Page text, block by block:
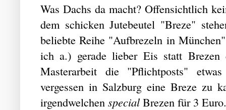
Was Dachs da macht? Offensichtlich
dem schicken Jutebeutel "Breze"
beliebte Reihe "Aufbrezeln in
ich a.) gerade lieber Eis statt
Masterarbeit die "Pflichtposts"
vergessen in Salzburg eine Breze zu
irgendwelchen specialBrezen für 3